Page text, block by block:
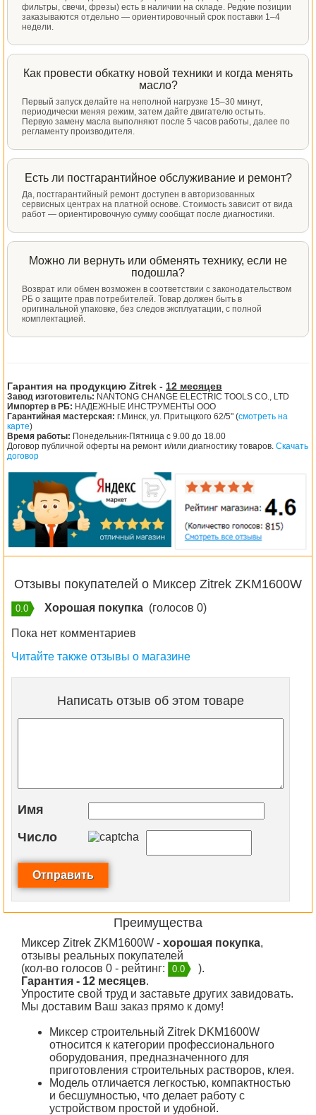
фильтры, свечи, фрезы) есть в наличии на складе. Редкие позиции
заказываются отдельно — ориентировочный срок поставки 1–4
недели.
Как провести обкатку новой техники и когда менять
масло?
Первый запуск делайте на неполной нагрузке 15–30 минут,
периодически меняя режим, затем дайте двигателю остыть.
Первую замену масла выполняют после 5 часов работы, далее по
регламенту производителя.
Есть ли постгарантийное обслуживание и ремонт?
Да, постгарантийный ремонт доступен в авторизованных
сервисных центрах на платной основе. Стоимость зависит от вида
работ — ориентировочную сумму сообщат после диагностики.
Можно ли вернуть или обменять технику, если не
подошла?
Возврат или обмен возможен в соответствии с законодательством
РБ о защите прав потребителей. Товар должен быть в
оригинальной упаковке, без следов эксплуатации, с полной
комплектацией.
Гарантия на продукцию Zitrek - 12 месяцев
Завод изготовитель: NANTONG CHANGE ELECTRIC TOOLS CO., LTD
Импортер в РБ: НАДЕЖНЫЕ ИНСТРУМЕНТЫ ООО
Гарантийная мастерская: г.Минск, ул. Притыцкого 62/5" (смотреть на
карте)
Время работы: Понедельник-Пятница с 9.00 до 18.00
Договор публичной оферты на ремонт и/или диагностику товаров. Скачать
договор
Отзывы покупателей о Миксер Zitrek ZKM1600W
0.0 Хорошая покупка (голосов 0)
Пока нет комментариев
Читайте также отзывы о магазине
Написать отзыв об этом товаре
Имя
Число
Преимущества
Миксер Zitrek ZKM1600W - хорошая покупка,
отзывы реальных покупателей
(кол-во голосов 0 - рейтинг:
0.0
).
Гарантия - 12 месяцев.
Упростите свой труд и заставьте других завидовать.
Мы доставим Ваш заказ прямо к дому!
Миксер строительный Zitrek DKM1600W
относится к категории профессионального
оборудования, предназначенного для
приготовления строительных растворов, клея.
Модель отличается легкостью, компактностью
и бесшумностью, что делает работу с
устройством простой и удобной.